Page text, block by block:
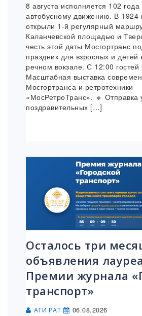
8 августа исполняется 102
автобусному движению. В 1924
открыли 1-й регулярный
Каланчевской площадью и
честь этой даты Мосгортранс
праздник для взрослых и
речном вокзале. С 12:00 гостей
Масштабная выставка
Мосгортранса и ретротехники
«МосРетроТранс». 🔹 Отправка
поздравительных […]
Осталось три
объявления
Премии журнала
транспорт»
АТИ РАТ 06.08.2026